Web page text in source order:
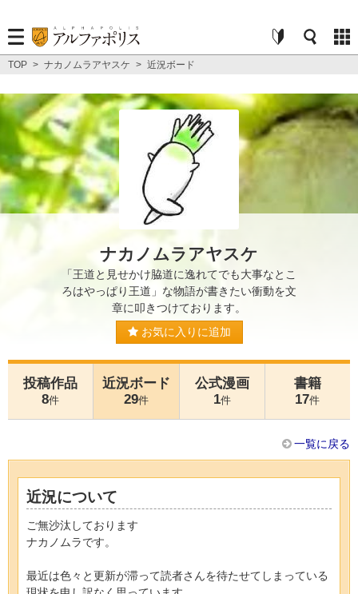
TOP > ナカノムラアヤスケ > 近況ボード
ナカノムラアヤスケ
「王道と見せかけ脇道に逸れてでも大事なとこ
ろはやっぱり王道」な物語が書きたい衝動を文
章に叩きつけております。
お気に入りに追加
投稿作品
8件
近況ボード
29件
公式漫画
1件
書籍
17件
一覧に戻る
近況について
ご無沙汰しております
ナカノムラです。
最近は色々と更新が滞って読者さんを待たせてしまっている